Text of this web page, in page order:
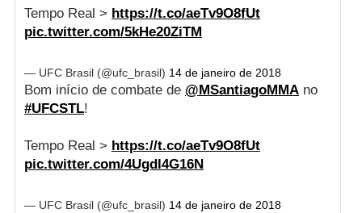
Tempo Real > https://t.co/aeTv9O8fUt
pic.twitter.com/5kHe20ZiTM
— UFC Brasil (@ufc_brasil) 14 de janeiro de 2018
Bom início de combate de @MSantiagoMMAno
#UFCSTL!
Tempo Real > https://t.co/aeTv9O8fUt
pic.twitter.com/4Ugdl4G16N
— UFC Brasil (@ufc_brasil) 14 de janeiro de 2018